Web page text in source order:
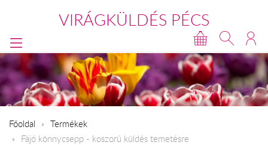
VIRÁGKÜLDÉS PÉCS
Főoldal
Termékek
Fájó könnycsepp - koszorú küldés temetésre